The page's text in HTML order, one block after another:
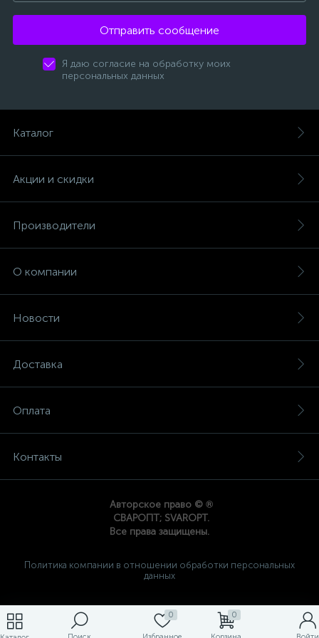
0 0
Отправить сообщение
Я даю согласие на обработку моих
персональных данных
Каталог
Акции и скидки
Производители
О компании
Новости
Доставка
Оплата
Контакты
Авторское право © ®
СВАРОПТ; SVAROPT.
Все права защищены.
Политика компании в отношении обработки персональных
данных